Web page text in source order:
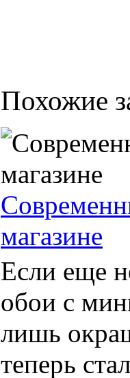
Похожие
магазине
Если еще
обои с
лишь
теперь